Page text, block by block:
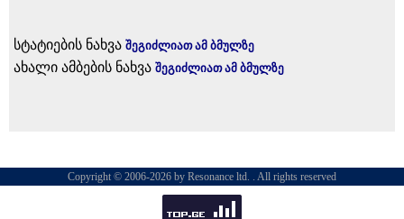
სტატიების ნახვა შეგიძლიათ ამ ბმულზე
ახალი ამბების ნახვა შეგიძლიათ ამ ბმულზე
Copyright © 2006-2026 by Resonance ltd. . All rights reserved